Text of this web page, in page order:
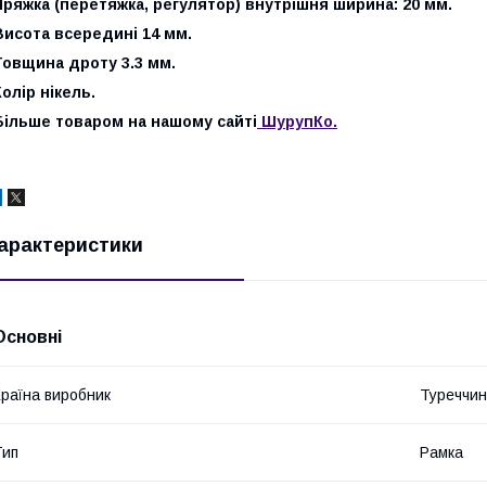
(перетяжка, регулятор) внутрішня ширина: 20 мм.
всередині 14 мм.
дроту 3.3 мм.
нікель.
товаром на нашому сайті ШурупКо.
виробник
Рамка